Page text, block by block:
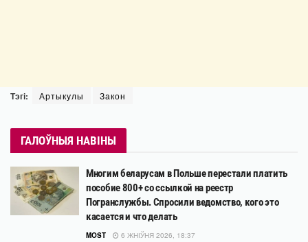
Тэгі: Артыкулы Закон
ГАЛОЎНЫЯ НАВІНЫ
Многим беларусам в Польше перестали платить
пособие 800+ со ссылкой на реестр
Погранслужбы. Спросили ведомство, кого это
касается и что делать
MOST 6 ЖНІЎНЯ 2026, 18:37